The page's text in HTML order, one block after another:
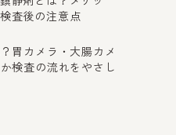
査後の注意点
胃カメラ・大腸カメ
検査の流れをやさし